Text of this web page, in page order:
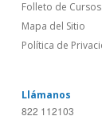
Folleto de
Mapa del Sitio
Política de
Llámanos
822 112103